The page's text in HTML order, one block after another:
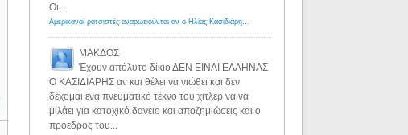
Οι...
Αμερικανοί ρατσιστές αναρωτιούνται αν ο Ηλίας Κασιδιάρης ανήκει στη λευκή φυλή... - Λόγιος Ερμής
ΜΑΚΔΟΣ
Έχουν απόλυτο δίκιο ΔΕΝ ΕΙΝΑΙ ΕΛΛΗΝΑΣ
Ο ΚΑΣΙΔΙΑΡΗΣ αν και θέλει να νιώθει και δεν
δέχομαι ενα πνευματικό τέκνο του χιτλερ να να
μιλάει για κατοχικό δανειο και αποζημιώσεις και ο
πρόεδρος του...